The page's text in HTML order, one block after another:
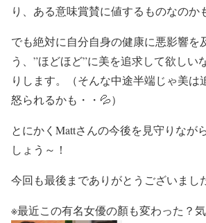
り、 ある意味賞賛に値する ものなのか
でも絶対に自分自身の健康に悪影響を
う 、 ”ほどほど”に美を追求して欲しい
りします。（そんな中途半端じゃ美は
怒られるかも・・💦）
とにかく Mattさんの今後を見守り なが
しょう～！
今回も最後までありがとうございまし
※最近この有名女優の顏も変わった？気